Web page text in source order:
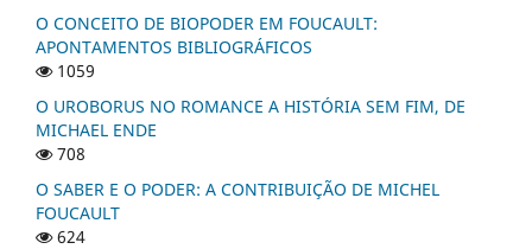
O CONCEITO DE BIOPODER EM FOUCAULT:
APONTAMENTOS BIBLIOGRÁFICOS
1059
O UROBORUS NO ROMANCE A HISTÓRIA SEM FIM, DE
MICHAEL ENDE
708
O SABER E O PODER: A CONTRIBUIÇÃO DE MICHEL
FOUCAULT
624